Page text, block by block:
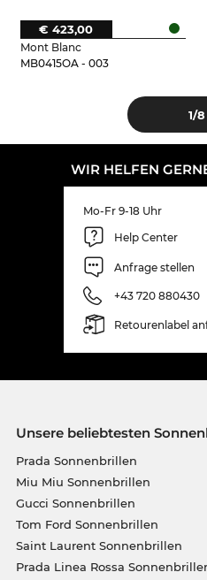
Mont Blanc
MB0415OA - 003
€ 423,00
1/8
WIR HELFEN
Mo-Fr 9-18 Uhr
Help Center
Anfrage stellen
+43 720 880430
Retourenlabel
Unsere beliebtesten
Prada Sonnenbrillen
Miu Miu Sonnenbrillen
Gucci Sonnenbrillen
Tom Ford Sonnenbrillen
Saint Laurent Sonnenbrillen
Prada Linea Rossa